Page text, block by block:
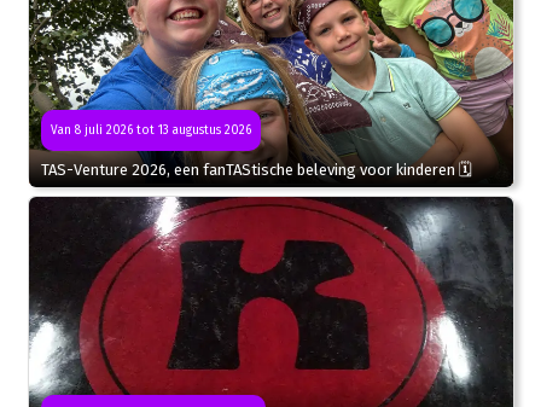
Van 8 juli 2026 tot 13 augustus 2026
TAS-Venture 2026, een fanTAStische beleving voor kinderen 🗓